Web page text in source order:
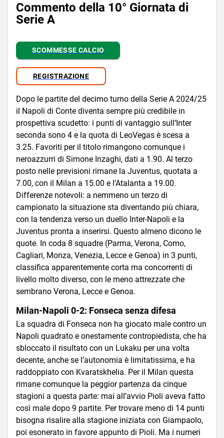
Commento della 10° Giornata di
Serie A
SCOMMESSE CALCIO
REGISTRAZIONE
Dopo le partite del decimo turno della Serie A 2024/25
il Napoli di Conte diventa sempre più credibile in
prospettiva scudetto: i punti di vantaggio sull’Inter
seconda sono 4 e la quota di LeoVegas è scesa a
3.25. Favoriti per il titolo rimangono comunque i
neroazzurri di Simone Inzaghi, dati a 1.90. Al terzo
posto nelle previsioni rimane la Juventus, quotata a
7.00, con il Milan a 15.00 e l’Atalanta a 19.00.
Differenze notevoli: a nemmeno un terzo di
campionato la situazione sta diventando più chiara,
con la tendenza verso un duello Inter-Napoli e la
Juventus pronta a inserirsi. Questo almeno dicono le
quote. In coda 8 squadre (Parma, Verona, Como,
Cagliari, Monza, Venezia, Lecce e Genoa) in 3 punti,
classifica apparentemente corta ma concorrenti di
livello molto diverso, con le meno attrezzate che
sembrano Verona, Lecce e Genoa.
Milan-Napoli 0-2: Fonseca senza difesa
La squadra di Fonseca non ha giocato male contro un
Napoli quadrato e onestamente contropiedista, che ha
sbloccato il risultato con un Lukaku per una volta
decente, anche se l’autonomia è limitatissima, e ha
raddoppiato con Kvaratskhelia. Per il Milan questa
rimane comunque la peggior partenza da cinque
stagioni a questa parte: mai all’avvio Pioli aveva fatto
così male dopo 9 partite. Per trovare meno di 14 punti
bisogna risalire alla stagione iniziata con Giampaolo,
poi esonerato in favore appunto di Pioli. Ma i numeri